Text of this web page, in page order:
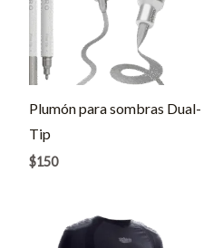
Plumón para sombras Dual-
Tip
$150